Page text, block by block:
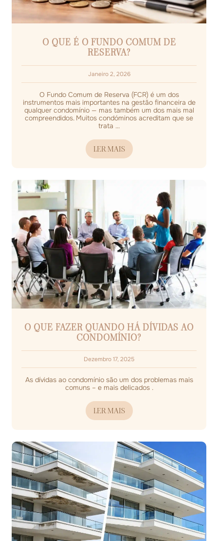
O QUE É O FUNDO COMUM DE
RESERVA?
Janeiro 2, 2026
O Fundo Comum de Reserva (FCR) é um dos
instrumentos mais importantes na gestão financeira de
qualquer condomínio — mas também um dos mais mal
compreendidos. Muitos condóminos acreditam que se
trata ...
LER MAIS
O QUE FAZER QUANDO HÁ DÍVIDAS AO
CONDOMÍNIO?
Dezembro 17, 2025
As dívidas ao condomínio são um dos problemas mais
comuns – e mais delicados .
LER MAIS